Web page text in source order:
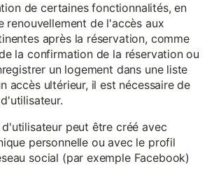
de certaines fonctionnalités, en
renouvellement de l'accès aux
après la réservation, comme
la confirmation de la réservation ou
un logement dans une liste
accès ultérieur, il est nécessaire de
peut être créé avec
personnelle ou avec le profil
social (par exemple Facebook)